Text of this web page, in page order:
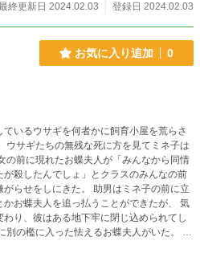
終更新日 2024.02.03
登録日 2024.02.03
お気に入り追加 0
ているウサギを何者かに飼育小屋を荒らさ
ウサギたちの無残な死に方を見てミネ子は
の前に現れたお蝶夫人が「みんなから同情
が殺したんでしょ」とクラスのみんなの前
がらせをしにきた。 助男はミネ子の前に立
かお蝶夫人を追っ払うことができたが、 気
わり、彼はある地下牢に閉じ込められてし
別の檻に入った怯えるお蝶夫人がいた。 そ
お腹を空かせて狂人になったミネ子だっ